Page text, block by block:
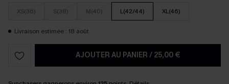
XS(36) S(38) M(40) L(42/44) XL(46)
Livraison estimée : 18 août
AJOUTER AU PANIER / 25,00 €